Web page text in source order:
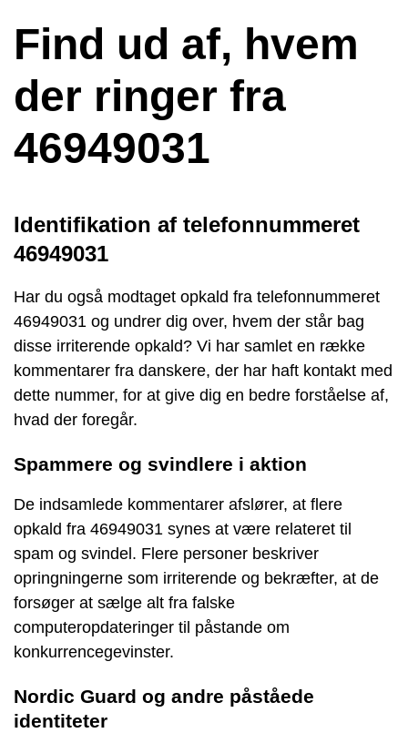
Find ud af, hvem
der ringer fra
46949031
Identifikation af telefonnummeret
46949031
Har du også modtaget opkald fra telefonnummeret
46949031 og undrer dig over, hvem der står bag
disse irriterende opkald? Vi har samlet en række
kommentarer fra danskere, der har haft kontakt med
dette nummer, for at give dig en bedre forståelse af,
hvad der foregår.
Spammere og svindlere i aktion
De indsamlede kommentarer afslører, at flere
opkald fra 46949031 synes at være relateret til
spam og svindel. Flere personer beskriver
opringningerne som irriterende og bekræfter, at de
forsøger at sælge alt fra falske
computeropdateringer til påstande om
konkurrencegevinster.
Nordic Guard og andre påståede
identiteter